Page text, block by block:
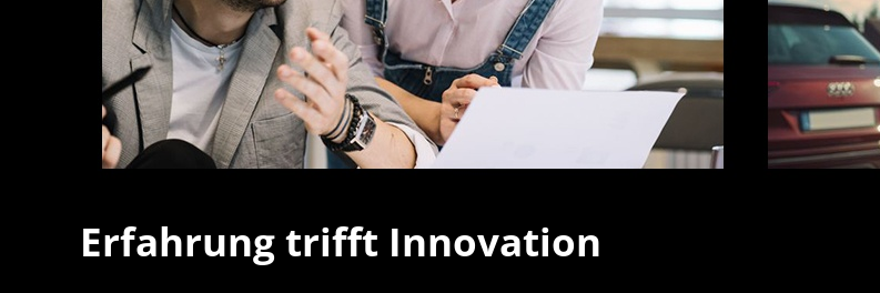
Erfahrung trifft Innovation